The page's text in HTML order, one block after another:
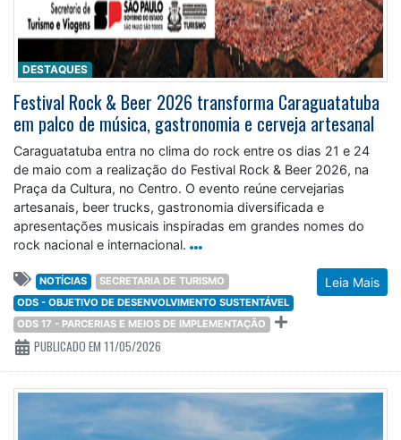
DESTAQUES
Festival Rock & Beer 2026 transforma Caraguatatuba
em palco de música, gastronomia e cerveja artesanal
Caraguatatuba entra no clima do rock entre os dias 21 e 24
de maio com a realização do Festival Rock & Beer 2026, na
Praça da Cultura, no Centro. O evento reúne cervejarias
artesanais, beer trucks, gastronomia diversificada e
apresentações musicais inspiradas em grandes nomes do
rock nacional e internacional.
Leia Mais
NOTÍCIAS
SECRETARIA DE TURISMO
ODS - OBJETIVO DE DESENVOLVIMENTO SUSTENTÁVEL
ODS 17 - PARCERIAS E MEIOS DE IMPLEMENTAÇÃO
PUBLICADO EM 11/05/2026